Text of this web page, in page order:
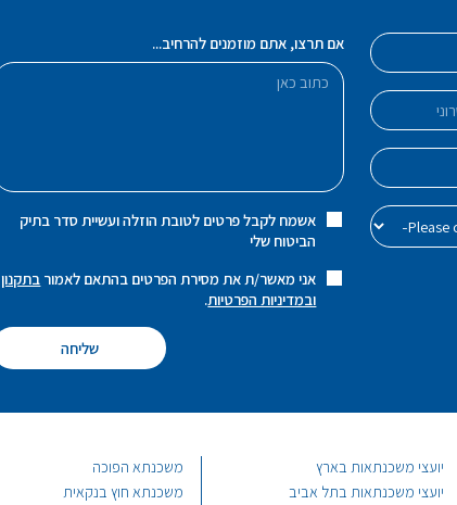
אם תרצו, אתם מוזמנים להרחיב...
אשמח לקבל פרטים לטובת הוזלה ועשיית סדר בתיק
הביטוח שלי
אני מאשר/ת את מסירת הפרטים בהתאם לאמור בתקנון
ובמדיניות הפרטיות.
יועצי משכנתאות בארץ
יועצי משכנתאות בתל אביב
משכנתא הפוכה
משכנתא חוץ בנקאית